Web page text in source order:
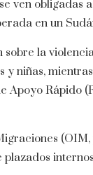
ven
en un
la
niñas,
Apoyo Rápido
(OIM,